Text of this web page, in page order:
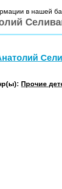
в нашей
Прочие